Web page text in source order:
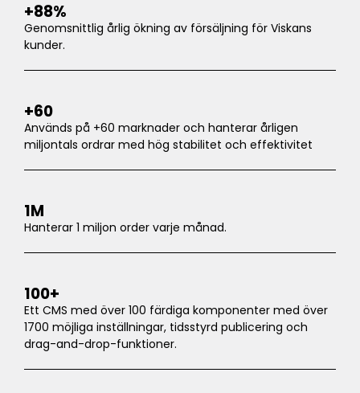
+88%
Genomsnittlig årlig ökning av försäljning för Viskans
kunder.
+60
Används på +60 marknader och hanterar årligen
miljontals ordrar med hög stabilitet och effektivitet
1M
Hanterar 1 miljon order varje månad.
100+
Ett CMS med över 100 färdiga komponenter med över
1700 möjliga inställningar, tidsstyrd publicering och
drag-and-drop-funktioner.